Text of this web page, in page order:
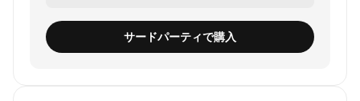
サードパーティで購入